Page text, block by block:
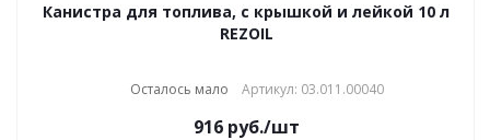
Канистра для топлива, с крышкой и лейкой 10 л
REZOIL
Осталось мало Артикул: 03.011.00040
916руб./шт